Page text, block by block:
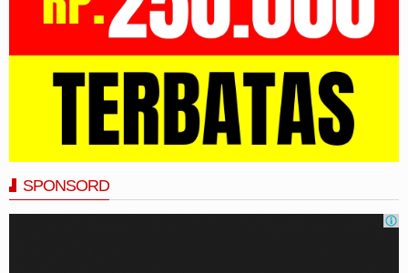
SPONSORD